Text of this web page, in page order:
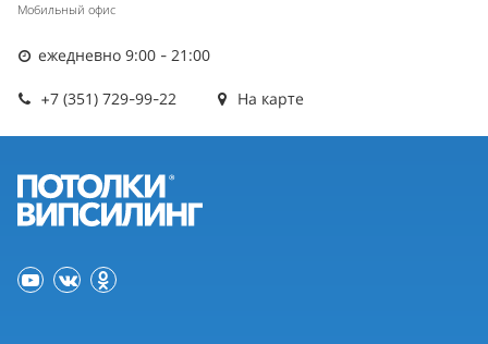
Мобильный офис
ежедневно 9:00 - 21:00
+7 (351) 729-99-22 На карте